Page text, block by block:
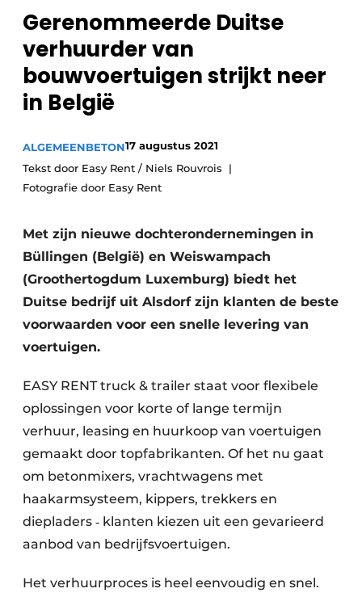
Video’s
Gerenommeerde Duitse
verhuurder van
bouwvoertuigen strijkt neer
in België
ALGEMEENBETON17 augustus 2021
Tekst door Easy Rent / Niels Rouvrois
Fotografie door Easy Rent
Met zijn nieuwe dochterondernemingen in
Büllingen (België) en Weiswampach
(Groothertogdum Luxemburg) biedt het
Duitse bedrijf uit Alsdorf zijn klanten de beste
voorwaarden voor een snelle levering van
voertuigen.
EASY RENT truck & trailer staat voor flexibele
oplossingen voor korte of lange termijn
verhuur, leasing en huurkoop van voertuigen
gemaakt door topfabrikanten. Of het nu gaat
om betonmixers, vrachtwagens met
haakarmsysteem, kippers, trekkers en
diepladers ‐ klanten kiezen uit een gevarieerd
aanbod van bedrijfsvoertuigen.
Het verhuurproces is heel eenvoudig en snel.